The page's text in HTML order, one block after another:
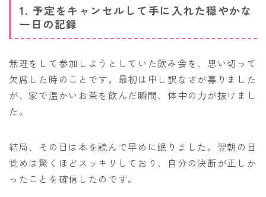
1. 予定をキャンセルして手に入れた穏やかな
一日の記録
無理をして参加しようとしていた飲み会を、思い切って
欠席した時のことです。最初は申し訳なさが募りました
が、家で温かいお茶を飲んだ瞬間、体中の力が抜けまし
た。
結局、その日は本を読んで早めに眠りました。翌朝の目
覚めは驚くほどスッキリしており、自分の決断が正しか
ったことを確信したのです。